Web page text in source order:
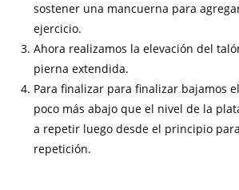
sostener una mancuerna para
ejercicio.
Ahora realizamos la elevación del
pierna extendida.
Para finalizar para finalizar bajamos
poco más abajo que el nivel de la
a repetir luego desde el principio
repetición.